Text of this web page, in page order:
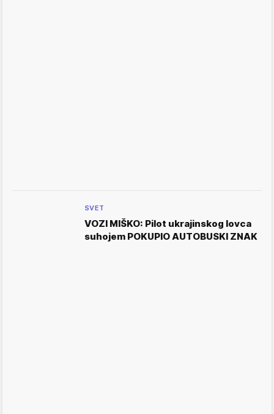
SVET
VOZI MIŠKO: Pilot ukrajinskog lovca
suhojem POKUPIO AUTOBUSKI ZNAK